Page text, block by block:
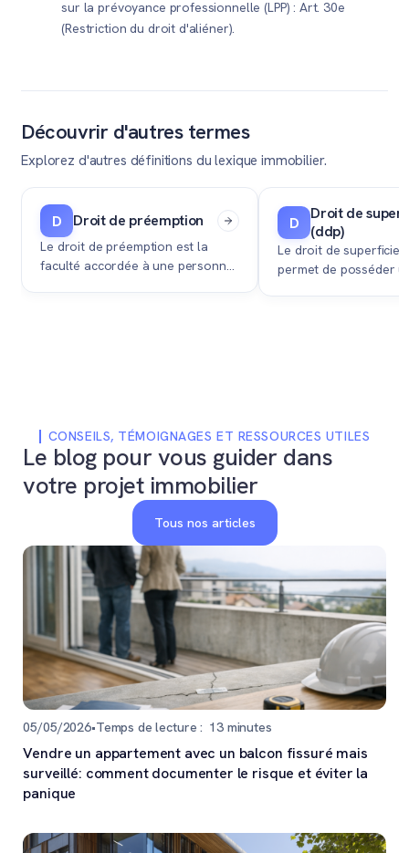
sur la prévoyance professionnelle (LPP) : Art. 30e
(Restriction du droit d'aliéner).
Découvrir d'autres termes
Explorez d'autres définitions du lexique immobilier.
D Droit de préemption
Le droit de préemption est la
faculté accordée à une personne
D
Droit de
(ddp)
Le droit de superficie
permet de posséder
CONSEILS, TÉMOIGNAGES ET RESSOURCES UTILES
Le blog pour vous guider dans
votre projet immobilier
Tous nos articles
05/05/2026•Temps de lecture : 13minutes
Vendre un appartement avec un balcon fissuré mais
surveillé: comment documenter le risque et éviter la
panique